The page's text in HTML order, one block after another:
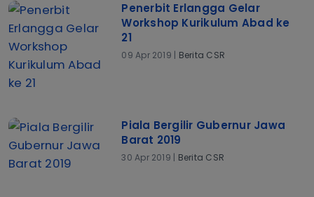
Penerbit Erlangga Gelar
Workshop Kurikulum Abad ke
21
09 Apr 2019 | Berita CSR
Piala Bergilir Gubernur Jawa
Barat 2019
30 Apr 2019 | Berita CSR